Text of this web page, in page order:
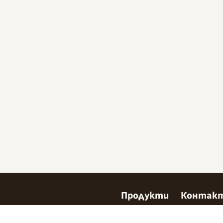
Продукти
СладкарствоКъде да